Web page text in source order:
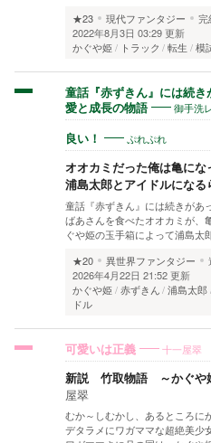
★23
現代ファンタジー 完
2022年8月3日 03:29 更新
かぐや姫
トラック 転生 模
童話『赤ずきん』には続
愛と成長の物語
御手洗
良い！ ぷれぷれ
オオカミだった俺は亀に
浦島太郎とアイドルになる
童話『赤ずきん』には続きがあ
ばあさんを食べたオオカミが、
ぐや姫の玉手箱によって浦島
★20
異世界ファンタジー
2026年4月22日 21:52 更新
かぐや姫 赤ずきん 浦島太郎
ドル
可愛いは正義 十一屋翠
新説 竹取物語 ～かぐや
屋翠
むか～しむかし、あるところに
デタラメにワガママな超絶美少